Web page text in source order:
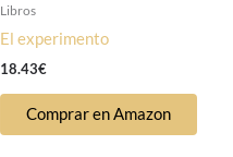
Libros
El experimento
18.43€
Comprar en Amazon